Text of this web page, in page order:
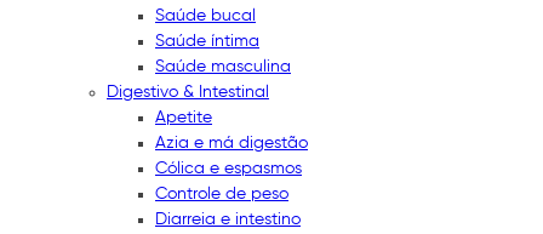
Saúde bucal
Saúde íntima
Saúde masculina
Digestivo & Intestinal
Apetite
Azia e má digestão
Cólica e espasmos
Controle de peso
Diarreia e intestino